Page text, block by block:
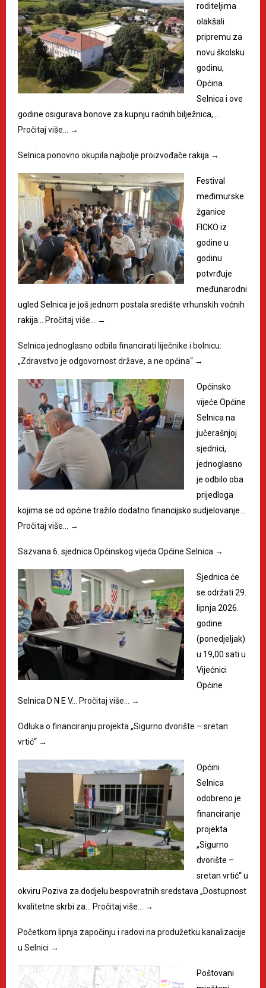
roditeljima
olakšali
pripremu za
novu školsku
godinu,
Općina
Selnica i ove
godine osigurava bonove za kupnju radnih bilježnica,…
Pročitaj više…
→
Selnica ponovno okupila najbolje proizvođače rakija →
Festival
međimurske
žganice
FICKO iz
godine u
godinu
potvrđuje
međunarodni
ugled Selnica je još jednom postala središte vrhunskih voćnih
rakija…
Pročitaj više… →
Selnica jednoglasno odbila financirati liječnike i bolnicu:
„Zdravstvo je odgovornost države, a ne općina“ →
Općinsko
vijeće Općine
Selnica na
jučerašnjoj
sjednici,
jednoglasno
je odbilo oba
prijedloga
kojima se od općine tražilo dodatno financijsko sudjelovanje…
Pročitaj više…
→
Sazvana 6. sjednica Općinskog vijeća Općine Selnica →
Sjednica će
se održati 29.
lipnja 2026.
godine
(ponedjeljak)
u 19,00 sati u
Vijećnici
Općine
Selnica D N E V…
Pročitaj više… →
Odluka o financiranju projekta „Sigurno dvorište – sretan
vrtić“ →
Općini
Selnica
odobreno je
financiranje
projekta
„Sigurno
dvorište –
sretan vrtić“ u
okviru Poziva za dodjelu bespovratnih sredstava „Dostupnost
kvalitetne skrbi za…
Pročitaj više… →
Početkom lipnja započinju i radovi na produžetku kanalizacije
u Selnici →
Poštovani